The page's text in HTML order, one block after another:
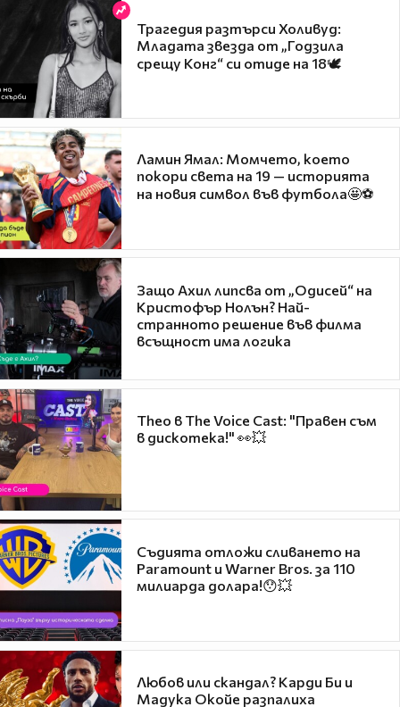
Трагедия разтърси Холивуд:
Младата звезда от „Годзила
срещу Конг“ си отиде на 18🕊️
Ламин Ямал: Момчето, което
покори света на 19 — историята
на новия символ във футбола🤩⚽
Защо Ахил липсва от „Одисей“ на
Кристофър Нолън? Най-
странното решение във филма
всъщност има логика
Theo в The Voice Cast: "Правен съм
в дискотека!" 👀💥
Съдията отложи сливането на
Paramount и Warner Bros. за 110
милиарда долара!😯💥
Любов или скандал? Карди Би и
Мадука Окойе разпалиха